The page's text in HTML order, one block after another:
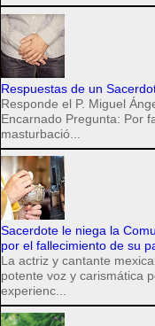
Respuestas de un
Responde el P. Miguel
Encarnado Pregunta: Por
masturbació...
Sacerdote le niega la
por el fallecimiento de su
La actriz y cantante
potente voz y carismática
experienc...